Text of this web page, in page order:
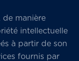
de manière
intellectuelle
à partir de son
fournis par